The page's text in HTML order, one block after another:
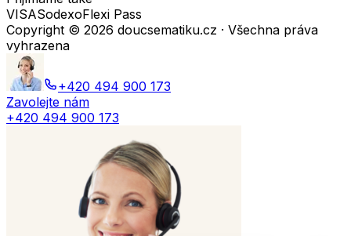
VISASodexoFlexi Pass
Copyright © 2026 doucsematiku.cz · Všechna práva
vyhrazena
+420 494 900 173
Zavolejte nám
+420 494 900 173